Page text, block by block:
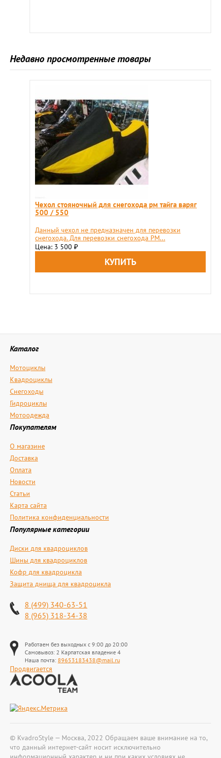
Недавно просмотренные товары
Чехол стояночный для снегохода рм тайга варяг
500 / 550
Данный чехол не предназначен для перевозки
снегохода. Для перевозки снегохода РМ...
Цена: 3 500 ₽
Каталог
Мотоциклы
Квадроциклы
Снегоходы
Гидроциклы
Мотоодежда
Покупателям
О магазине
Доставка
Оплата
Новости
Статьи
Карта сайта
Политика конфиденциальности
Популярные категории
Диски для квадроциклов
Шины для квадроциклов
Кофр для квадроцикла
Защита днища для квадроцикла
8 (499) 340-63-51
8 (965) 318-34-38
Работаем без выходных с 9:00 до 20:00
Самовывоз: 2 Карпатская владение 4
Наша почта: 89653183438@mail.ru
Продвигается
© KvadroStyle — Москва, 2022 Обращаем ваше внимание на то,
что данный интернет-сайт носит исключительно